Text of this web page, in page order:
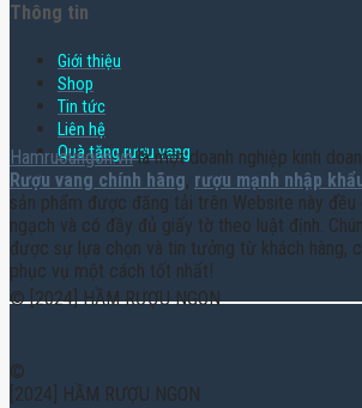
Thông tin
Giới thiệu
Shop
Tin tức
Liên hệ
Quà tặng rượu vang
Hamruoungon.vnlà một doanh nghiệp kinh
Rượu vang chính hãng, rượu mạnh nhập
sản phẩm được đăng tải trên Website này đều
ngạch và có đầy đủ giấy tờ theo luật định.
được sự lựa chọn và tin tưởng từ khách hàng,
phục vụ một cách tốt nhất!
© [2024] HẦM RƯỢU NGON
©
[2024] HẦM RƯỢU NGON